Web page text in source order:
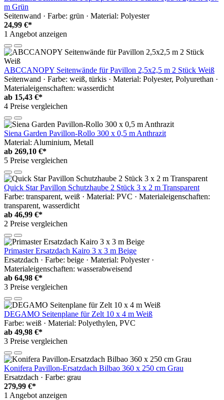
m Grün
Seitenwand · Farbe: grün · Material: Polyester
24,99 €*
1 Angebot anzeigen
ABCCANOPY Seitenwände für Pavillon 2,5x2,5 m 2 Stück Weiß
Seitenwand · Farbe: weiß, türkis · Material: Polyester, Polyurethan ·
Materialeigenschaften: wasserdicht
ab 15,43 €*
4 Preise vergleichen
Siena Garden Pavillon-Rollo 300 x 0,5 m Anthrazit
Material: Aluminium, Metall
ab 269,10 €*
5 Preise vergleichen
Quick Star Pavillon Schutzhaube 2 Stück 3 x 2 m Transparent
Farbe: transparent, weiß · Material: PVC · Materialeigenschaften:
transparent, wasserdicht
ab 46,99 €*
2 Preise vergleichen
Primaster Ersatzdach Kairo 3 x 3 m Beige
Ersatzdach · Farbe: beige · Material: Polyester ·
Materialeigenschaften: wasserabweisend
ab 64,98 €*
3 Preise vergleichen
DEGAMO Seitenplane für Zelt 10 x 4 m Weiß
Farbe: weiß · Material: Polyethylen, PVC
ab 49,98 €*
3 Preise vergleichen
Konifera Pavillon-Ersatzdach Bilbao 360 x 250 cm Grau
Ersatzdach · Farbe: grau
279,99 €*
1 Angebot anzeigen